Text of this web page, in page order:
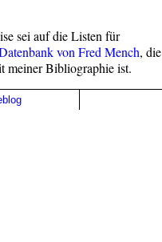
sei auf die Listen für
von Fred Mench, die
meiner Bibliographie ist.